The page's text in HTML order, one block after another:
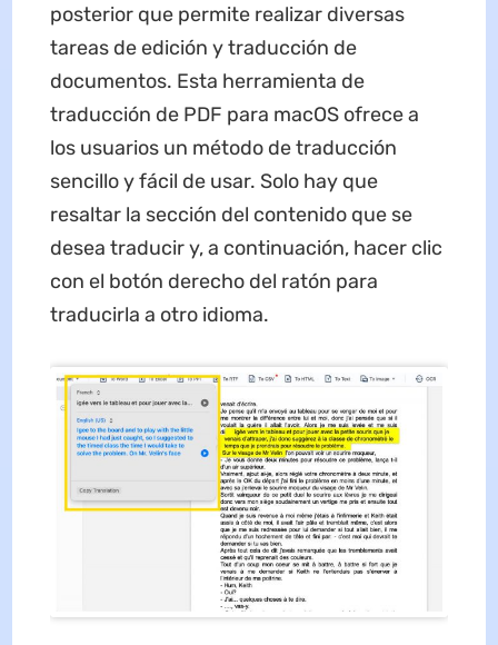
posterior que permite realizar diversas
tareas de edición y traducción de
documentos. Esta herramienta de
traducción de PDF para macOS ofrece a
los usuarios un método de traducción
sencillo y fácil de usar. Solo hay que
resaltar la sección del contenido que se
desea traducir y, a continuación, hacer clic
con el botón derecho del ratón para
traducirla a otro idioma.